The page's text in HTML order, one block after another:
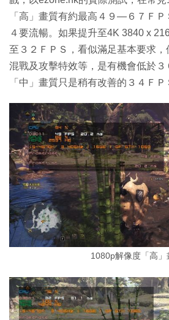
「高」畫質有約最高４９—６７Ｆ
４要流暢。如果提升至4K 3840 x
至３２ＦＰＳ，看似滿足基本要求
混戰及攻擊特效等，是有機會低於
「中」畫質只是稍有改善的３４ＦＰ
1080p解像度「高」